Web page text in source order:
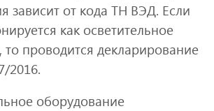
зависит от кода ТН ВЭД. Если
как осветительное
проводится декларирование
2016.
оборудование